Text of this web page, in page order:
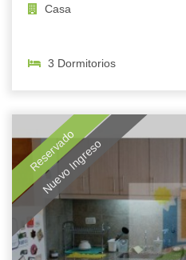
Casa
3 Dormitorios
Reservado
Nuevo Ingreso